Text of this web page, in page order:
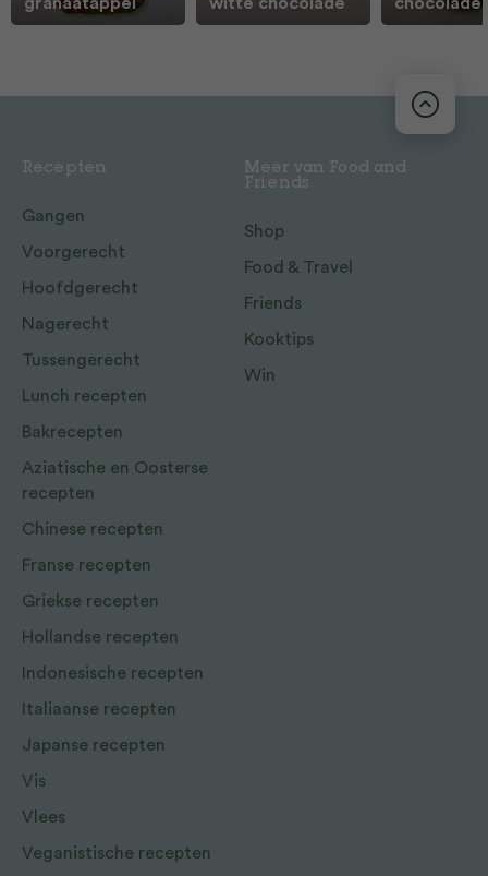
Recepten
Gangen
Voorgerecht
Hoofdgerecht
Nagerecht
Tussengerecht
Lunch recepten
Bakrecepten
Aziatische en Oosterse
recepten
Chinese recepten
Franse recepten
Griekse recepten
Hollandse recepten
Indonesische recepten
Italiaanse recepten
Japanse recepten
Vis
Vlees
Veganistische recepten
Meer van Food and
Friends
Shop
Food & Travel
Friends
Kooktips
Win